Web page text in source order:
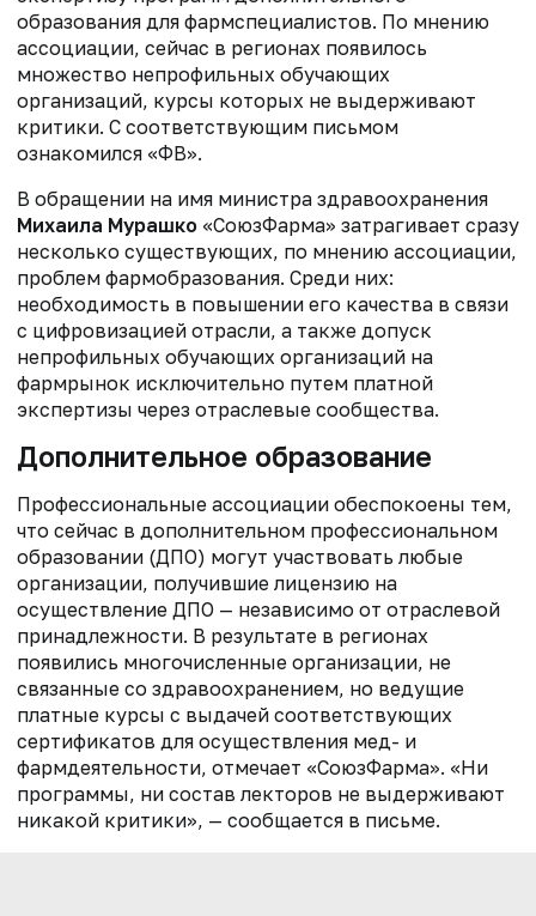
образования для фармспециалистов. По мнению
ассоциации, сейчас в регионах появилось
множество непрофильных обучающих
организаций, курсы которых не выдерживают
критики. С соответствующим письмом
ознакомился «ФВ».
В обращении на имя министра здравоохранения
Михаила Мурашко «СоюзФарма» затрагивает сразу
несколько существующих, по мнению ассоциации,
проблем фармобразования. Среди них:
необходимость в повышении его качества в связи
с цифровизацией отрасли, а также допуск
непрофильных обучающих организаций на
фармрынок исключительно путем платной
экспертизы через отраслевые сообщества.
Дополнительное образование
Профессиональные ассоциации обеспокоены тем,
что сейчас в дополнительном профессиональном
образовании (ДПО) могут участвовать любые
организации, получившие лицензию на
осуществление ДПО — независимо от отраслевой
принадлежности. В результате в регионах
появились многочисленные организации, не
связанные со здравоохранением, но ведущие
платные курсы с выдачей соответствующих
сертификатов для осуществления мед- и
фармдеятельности, отмечает «СоюзФарма». «Ни
программы, ни состав лекторов не выдерживают
никакой критики», — сообщается в письме.